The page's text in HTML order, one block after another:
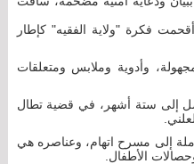
فكرة "ولاية الفقيه" كإطار
وأدوية وملابس ومتعلقات
إلى ستة أشهر، في قضية تطال
إلى مسرح اتهام، وعناصره هي
الأطفال.